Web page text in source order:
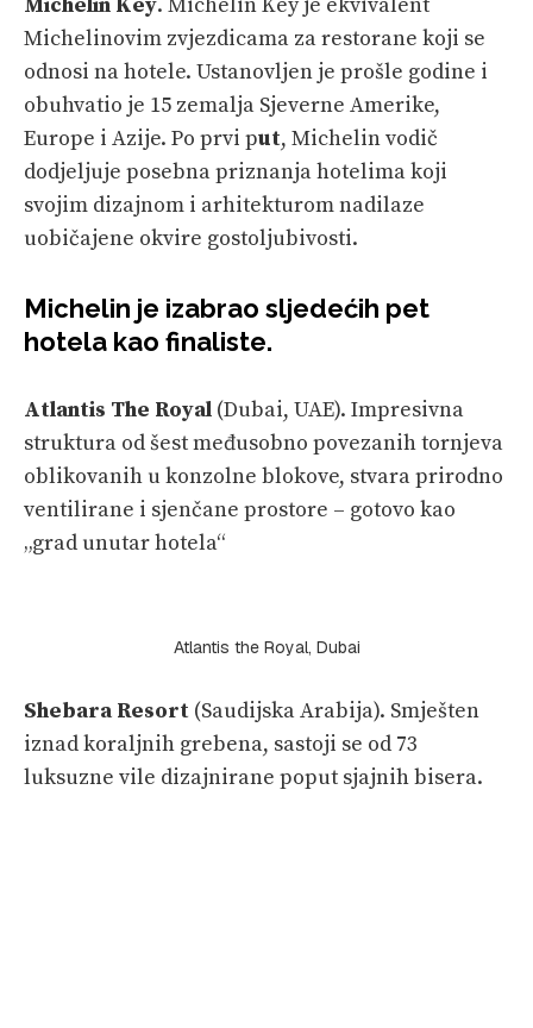
Michelinovim zvjezdicama za restorane koji se
odnosi na hotele. Ustanovljen je prošle godine i
obuhvatio je 15 zemalja Sjeverne Amerike,
Europe i Azije. Po prvi put, Michelin vodič
dodjeljuje posebna priznanja hotelima koji
svojim dizajnom i arhitekturom nadilaze
uobičajene okvire gostoljubivosti.
Michelin je izabrao sljedećih pet
hotela kao finaliste.
Atlantis The Royal (Dubai, UAE). Impresivna
struktura od šest međusobno povezanih tornjeva
oblikovanih u konzolne blokove, stvara prirodno
ventilirane i sjenčane prostore – gotovo kao
„grad unutar hotela“
Atlantis the Royal, Dubai
Shebara Resort (Saudijska Arabija). Smješten
iznad koraljnih grebena, sastoji se od 73
luksuzne vile dizajnirane poput sjajnih bisera.